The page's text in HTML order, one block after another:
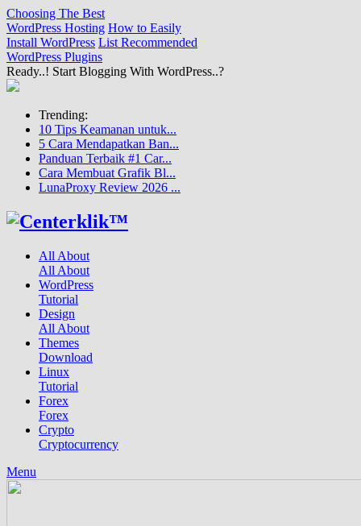
Choosing The Best
WordPress Hosting How to Easily
Install WordPress List Recommended
WordPress Plugins
Ready..! Start Blogging With WordPress..?
Trending:
10 Tips Keamanan untuk...
5 Cara Mendapatkan Ban...
Panduan Terbaik #1 Car...
Cara Membuat Grafik Bl...
LunaProxy Review 2026 ...
All About
All About
WordPress
Tutorial
Design
All About
Themes
Download
Linux
Tutorial
Forex
Forex
Crypto
Cryptocurrency
Menu